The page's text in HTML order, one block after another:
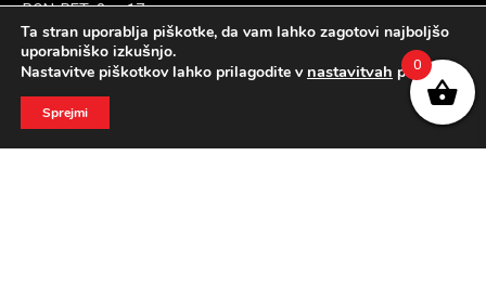
PON-PET: 8. – 17. ure
SOB: 8. – 12. ure
nedelja in prazniki zaprto
Ta stran uporablja piškotke, da vam lahko zagotovi najboljšo
uporabniško izkušnjo.
Nastavitve piškotkov lahko prilagodite v nastavitvah piškotkov.
Sprejmi
0